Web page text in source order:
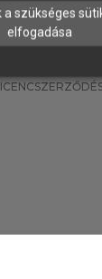
a szükséges
elfogadása